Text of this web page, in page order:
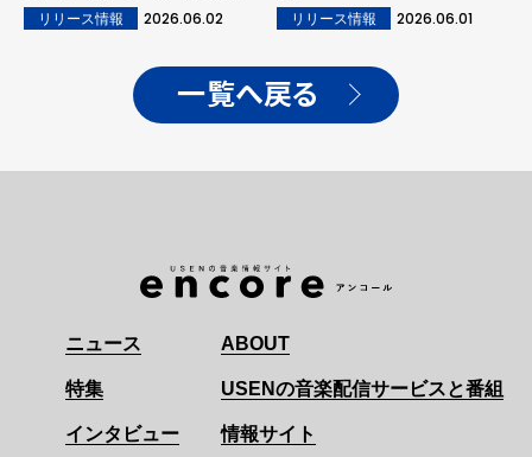
リリース情報 2026.06.02 リリース情報 2026.06.01
一覧へ戻る
ニュース
特集
インタビュー
ABOUT
USENの音楽配信サービスと番組
情報サイト